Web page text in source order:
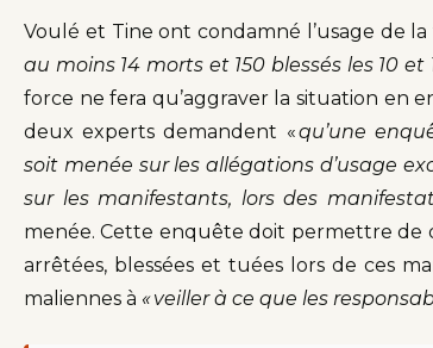
Voulé et Tine ont condamné l’usage de
au moins 14 morts et 150 blessés les 10 et
force ne fera qu’aggraver la situation en
deux experts demandent «qu’une
soit menée sur les allégations d’usage
sur les manifestants, lors des
menée. Cette enquête doit permettre de
arrêtées, blessées et tuées lors de ces
maliennes à « veiller à ce que les